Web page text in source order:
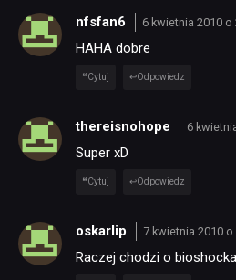
nfsfan6 6 kwietnia 2010 o
HAHA dobre
Cytuj Odpowiedz
thereisnohope 6
Super xD
Cytuj Odpowiedz
oskarlip 7 kwietnia 2010 o
Raczej chodzi o